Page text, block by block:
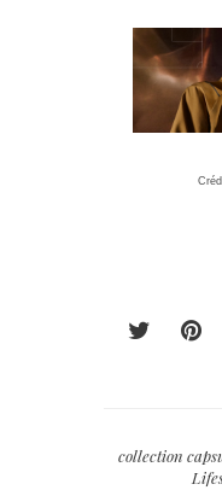
collection